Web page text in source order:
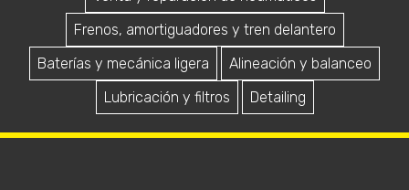
Frenos, amortiguadores y tren delantero
Baterías y mecánica ligera
Alineación y balanceo
Lubricación y filtros
Detailing